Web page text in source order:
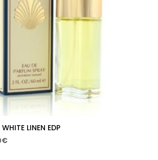
WHITE LINEN EDP
€El